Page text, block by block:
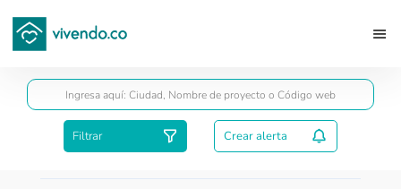
Filtrar Crear alerta
Guardar